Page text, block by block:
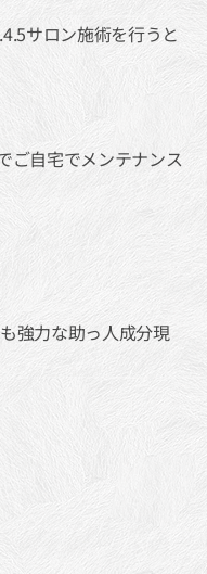
サロン施術を行うと
ご自宅でメンテナンス
強力な助っ人成分現